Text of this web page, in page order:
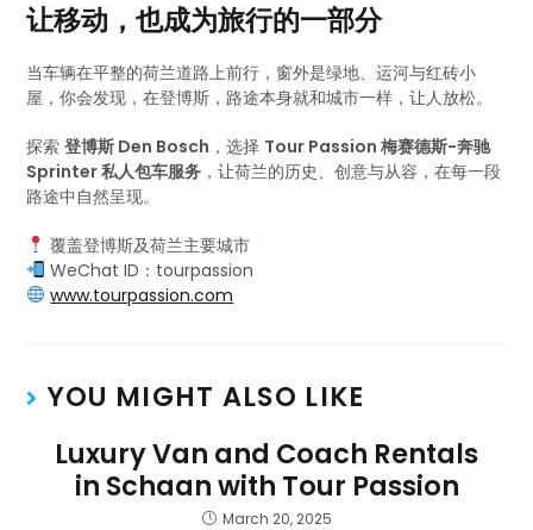
让移动，也成为旅行的一部分
当车辆在平整的荷兰道路上前行，窗外是绿地、运河与红砖小
屋，你会发现，在登博斯，路途本身就和城市一样，让人放松。
探索登博斯 Den Bosch ，选择 Tour Passion 梅赛德斯-奔驰
Sprinter 私人包车服务 ，让荷兰的历史、创意与从容，在每一段
路途中自然呈现。
覆盖登博斯及荷兰主要城市
WeChat ID：tourpassion
www.tourpassion.com
YOU MIGHT ALSO LIKE
Luxury Van and Coach Rentals
in Schaan with Tour Passion
March 20, 2025